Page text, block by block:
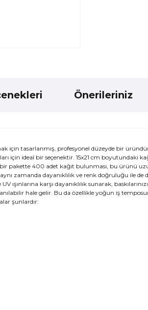
Önerileriniz
için tasarlanmış, profesyonel düzeyde bir
için ideal bir seçenektir. 15x21 cm boyutundaki
pakette 400 adet kağıt bulunması, bu ürünü
zamanda dayanıklılık ve renk doğruluğu ile de
ışınlarına karşı dayanıklılık sunarak,
hale gelir. Bu da özellikle yoğun iş
şunlardır: